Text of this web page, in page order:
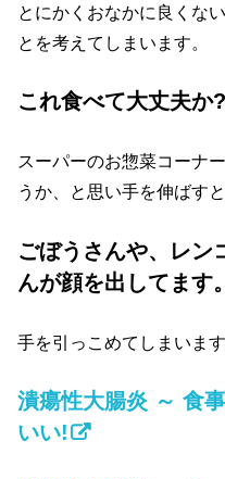
とにかくおなかに良くな
とを考えてしまいます。
これ食べて大丈夫か?
スーパーのお惣菜コーナ
うか、と思い手を伸ばす
ごぼうさんや、レン
んが顔を出してます。
手を引っこめてしまいます
潰瘍性大腸炎 ～ 食
いい!